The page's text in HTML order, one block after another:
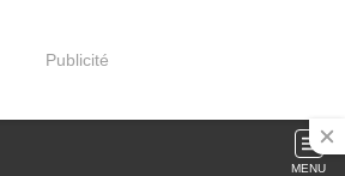
Publicité
MENU